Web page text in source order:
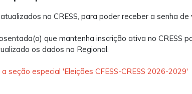
no CRESS, para poder receber a senha de
que mantenha inscrição ativa no CRESS
os dados no Regional.
seção especial 'Eleições CFESS-CRESS 2026-2029'